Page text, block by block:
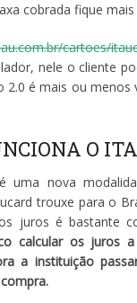
cobrada fique mais
cartoes/
nele o cliente
2.0 é mais ou menos
O
uma nova
trouxe para o
juros é bastante
calcular os juros
a instituição